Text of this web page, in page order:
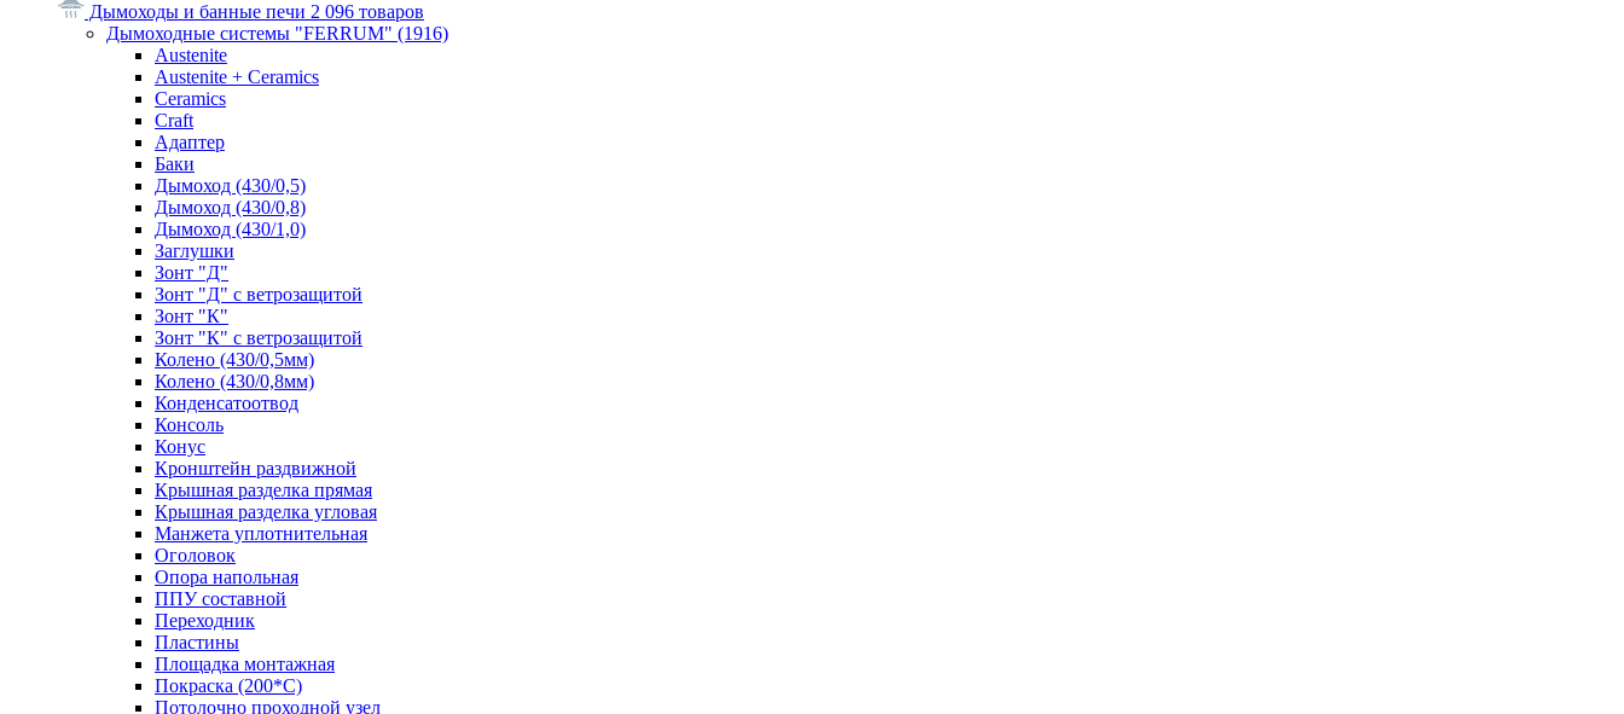
Дымоходы и банные печи 2 096 товаров
Дымоходные системы "FERRUM" (1916)
Austenite
Austenite + Ceramics
Ceramics
Craft
Адаптер
Баки
Дымоход (430/0,5)
Дымоход (430/0,8)
Дымоход (430/1,0)
Заглушки
Зонт "Д"
Зонт "Д" с ветрозащитой
Зонт "К"
Зонт "К" с ветрозащитой
Колено (430/0,5мм)
Колено (430/0,8мм)
Конденсатоотвод
Консоль
Конус
Кронштейн раздвижной
Крышная разделка прямая
Крышная разделка угловая
Манжета уплотнительная
Оголовок
Опора напольная
ППУ составной
Переходник
Пластины
Площадка монтажная
Покраска (200*С)
Потолочно проходной узел